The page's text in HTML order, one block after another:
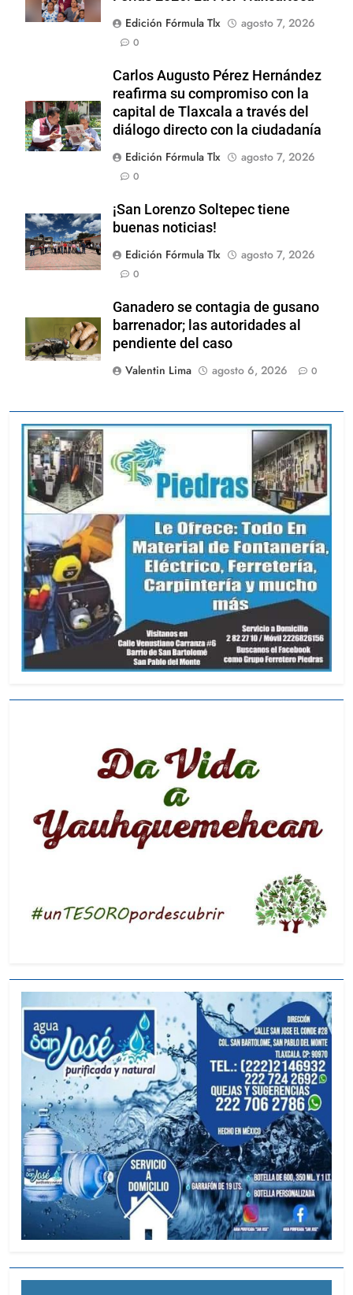
Edición Fórmula Tlx
agosto 7, 2026
0
Carlos Augusto Pérez Hernández
reafirma su compromiso con la
capital de Tlaxcala a través del
diálogo directo con la ciudadanía
Edición Fórmula Tlx
agosto 7, 2026
0
¡San Lorenzo Soltepec tiene
buenas noticias!
Edición Fórmula Tlx
agosto 7, 2026
0
Ganadero se contagia de gusano
barrenador; las autoridades al
pendiente del caso
Valentin Lima
agosto 6, 2026 0